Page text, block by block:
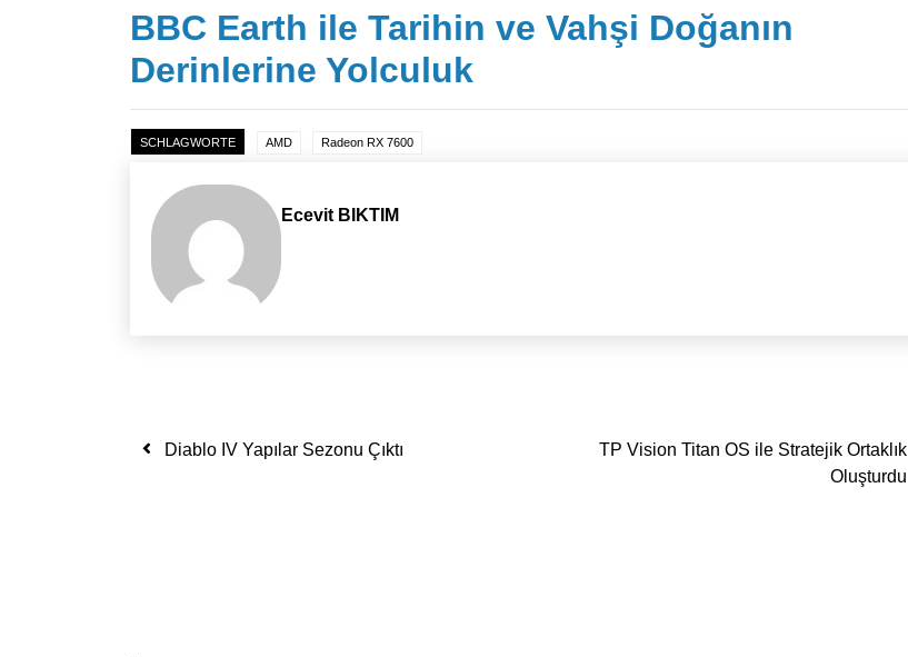
BBC Earth ile Tarihin ve Vahşi Doğanın
Derinlerine Yolculuk
SCHLAGWORTE AMD Radeon RX 7600
Ecevit BIKTIM
Yazı dolaşımı
Diablo IV Yapılar Sezonu Çıktı
TP Vision Titan OS ile Stratejik Ortaklık
Oluşturdu